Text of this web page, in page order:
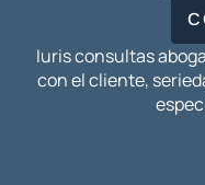
Iuris consultas
con el cliente,